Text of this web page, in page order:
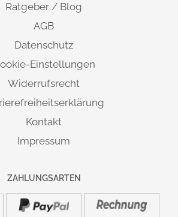
Ratgeber / Blog
AGB
Datenschutz
Einstellungen
Widerrufsrecht
Kontakt
Impressum
ZAHLUNGSARTEN